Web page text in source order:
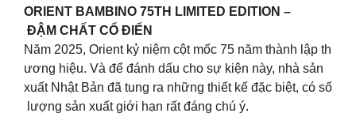
ORIENT BAMBINO 75TH LIMITED EDITION –
ĐẬM CHẤT CỔ ĐIỂN
Năm 2025, Orient kỷ niệm cột mốc 75 năm thành lập th
ương hiệu. Và để đánh dấu cho sự kiện này, nhà sản
xuất Nhật Bản đã tung ra những thiết kế đặc biệt, có số
lượng sản xuất giới hạn rất đáng chú ý.